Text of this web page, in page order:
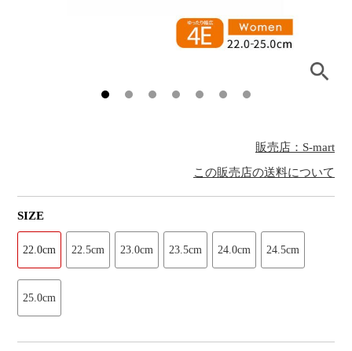
販売店：S-mart
この販売店の送料について
SIZE
22.0cm 22.5cm 23.0cm 23.5cm 24.0cm 24.5cm
25.0cm